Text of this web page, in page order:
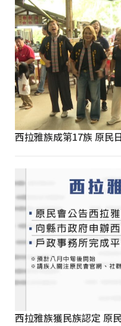
西拉雅族成第17族 原民
西拉雅族獲民族認定 原